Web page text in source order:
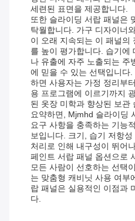
세련된 표면을 제공합니다.
또한 슬라이딩 서랍 패널은
탁월합니다. 가구 디자이너
이 오래 지속되는 이 패널의
를 높이 평가합니다. 습기에
나 유출에 자주 노출되는 주
에 믿을 수 있는 선택입니다
하면 사용자는 가정 정리부
용 프로그램에 이르기까지
된 옷장 미학과 향상된 보관
요약하면, Mjmhd 슬라이딩
요구 사항을 충족하는 기능
보입니다. 크기, 습기 저항
처리로 인해 내구성이 뛰어
페인트 서랍 패널 옵션으로
모든 사람이 선호하는 선택
는 맞춤형 캐비닛 사용 여부
랍 패널은 실용적인 이점과
다.